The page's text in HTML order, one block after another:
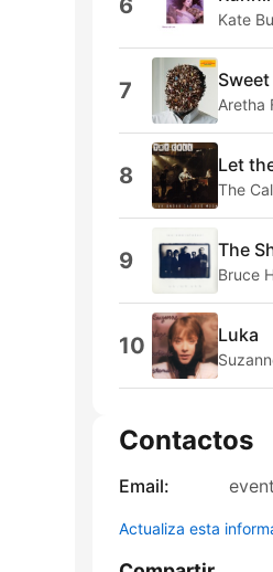
6 Kate
7 Aretha
8 Let
The
9 The
Bruce
10 Luka
Contactos
Email:
Actualiza esta